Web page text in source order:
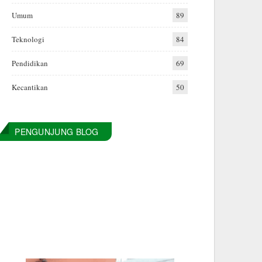
Umum 89
Teknologi 84
Pendidikan 69
Kecantikan 50
PENGUNJUNG BLOG